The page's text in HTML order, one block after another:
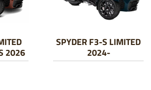
2026
SPYDER F3-S LIMITED
2024-